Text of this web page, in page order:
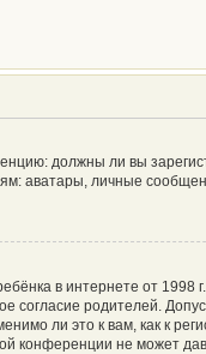
должны ли вы
личные
в интернете от
родителей.
ли это к вам, как к
конференции не может